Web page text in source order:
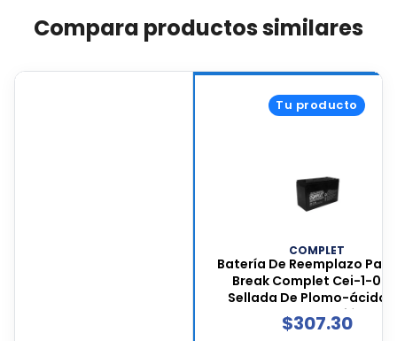
Compara productos similares
Tu producto
COMPLET
Batería De Reemplazo
Break Complet Cei-1-
Sellada De Plomo-ácido,
Volts, 7 Ah, Duración De
Horas, Cei-1-006
$307.30